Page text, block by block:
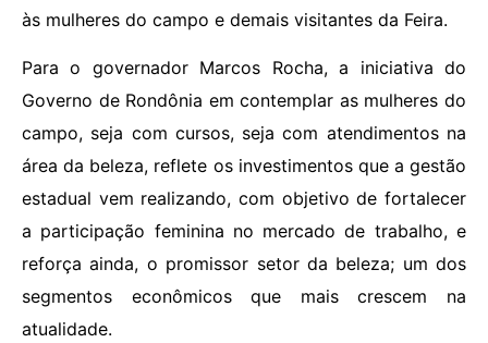
às mulheres do campo e demais visitantes da Feira.
Para o governador Marcos Rocha, a iniciativa do
Governo de Rondônia em contemplar as mulheres do
campo, seja com cursos, seja com atendimentos na
área da beleza, reflete os investimentos que a gestão
estadual vem realizando, com objetivo de fortalecer
a participação feminina no mercado de trabalho, e
reforça ainda, o promissor setor da beleza; um dos
segmentos econômicos que mais crescem na
atualidade.